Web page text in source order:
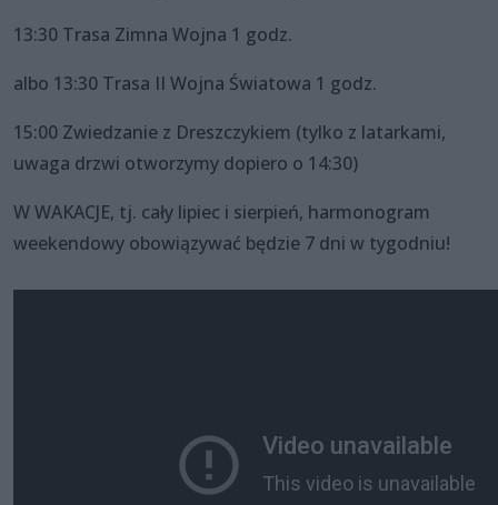
13:30 Trasa Zimna Wojna 1 godz.
albo 13:30 Trasa II Wojna Światowa 1 godz.
15:00 Zwiedzanie z Dreszczykiem (tylko z latarkami,
uwaga drzwi otworzymy dopiero o 14:30)
W WAKACJE, tj. cały lipiec i sierpień, harmonogram
weekendowy obowiązywać będzie 7 dni w tygodniu!